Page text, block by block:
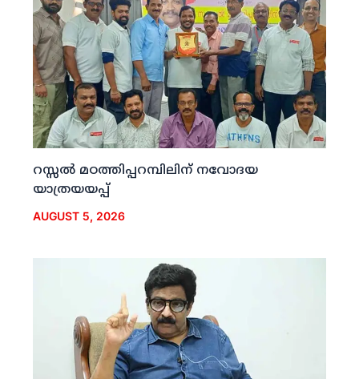
റസ്സല്‍ മഠത്തിപ്പറമ്പിലിന് നവോദയ
യാത്രയയപ്പ്
AUGUST 5, 2026